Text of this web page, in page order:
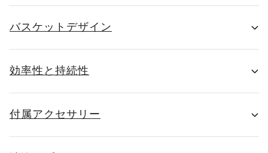
バスケットデザイン
効率性と持続性
付属アクセサリー